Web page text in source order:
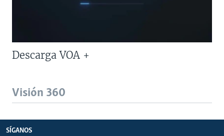
Descarga VOA +
Visión 360
SÍGANOS